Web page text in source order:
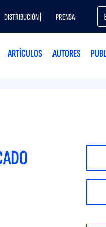
DISTRIBUCIÓN | PRENSA
ARTÍCULOS AUTORES